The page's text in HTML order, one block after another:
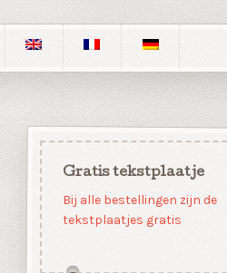
Gratis tekstplaatje
Bij alle bestellingen zijn de
tekstplaatjes gratis